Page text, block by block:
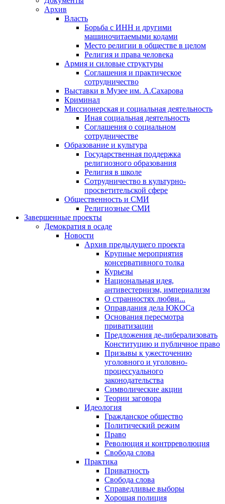
Архив
Власть
Борьба с ИНН и другими
машиночитаемыми кодами
Место религии в обществе в целом
Религия и права человека
Армия и силовые структуры
Соглашения и практическое
сотрудничество
Выставки в Музее им. А.Сахарова
Криминал
Миссионерская и социальная деятельность
Иная социальная деятельность
Соглашения о социальном
сотрудничестве
Образование и культура
Государственная поддержка
религиозного образования
Религия в школе
Сотрудничество в культурно-
просветительской сфере
Общественность и СМИ
Религиозные СМИ
Завершенные проекты
Демократия в осаде
Новости
Архив предыдущего проекта
Крупные мероприятия
консервативного толка
Курьезы
Национальная идея,
антивестернизм, империализм
О странностях любви...
Оправдания дела ЮКОСа
Основания пересмотра
приватизации
Предложения де-либерализовать
Конституцию и публичное право
Призывы к ужесточению
уголовного и уголовно-
процессуального
законодательства
Символические акции
Теории заговора
Идеология
Гражданское общество
Политический режим
Право
Революция и контрреволюция
Свобода слова
Практика
Приватность
Свобода слова
Справедливые выборы
Хорошая полиция